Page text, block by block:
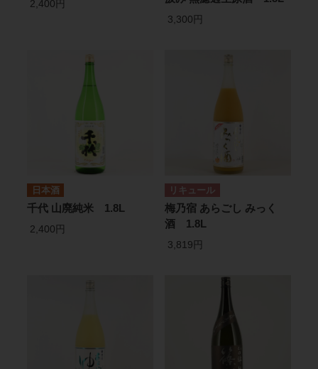
2,400円
3,300円
日本酒
千代 山廃純米 1.8L
2,400円
リキュール
梅乃宿 あらごし みっく
酒 1.8L
3,819円